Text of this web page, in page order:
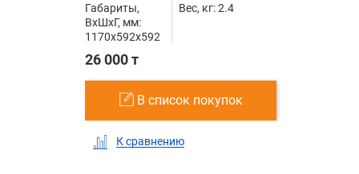
Габариты,
ВxШxГ, мм:
1170x592x592
Вес, кг: 2.4
26 000 т
В список покупок
К сравнению